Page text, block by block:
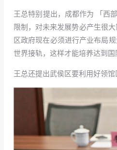
王总特别提出，成都作为 「西
限制，对未来发展势必产生很
区政府现在必须进行产业布局
世界接轨，这样才能培养达到
王总还提出武侯区要利用好领